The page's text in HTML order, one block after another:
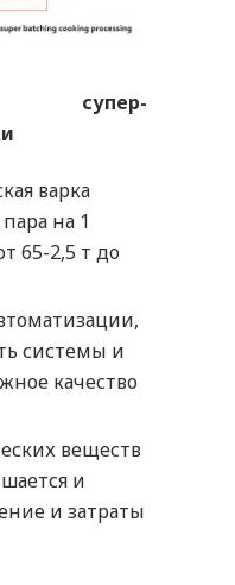
супер-
варка
на 1
65-2,5 т до
системы и
качество
веществ
и
и затраты